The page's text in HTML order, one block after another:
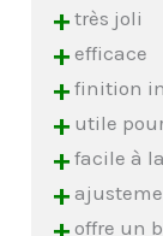
+ très joli
+ efficace
+ finition
+ utile
+ facile à
+
offre un